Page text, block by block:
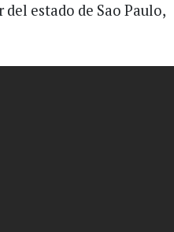
estado de Sao Paulo,